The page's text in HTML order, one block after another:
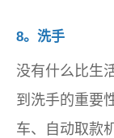
8。洗手
没有什么比生
到洗手的重要
车、自动取款